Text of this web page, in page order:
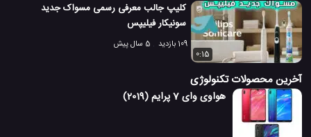
کلیپ جالب معرفی رسمی مسواک جدید
سونیکار فیلیپس
109 بازدید
5 سال پیش
0:15
آخرین محصولات تکنولوژی
هواوی وای 7 پرایم (2019)